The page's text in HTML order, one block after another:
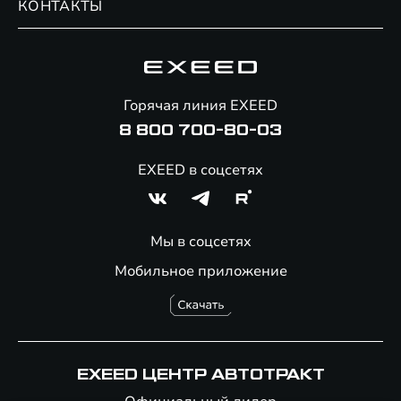
Сервис
Гарантия EXEED
Помощь на дорогах
КОНТАКТЫ
Мобильное приложение
Горячая линия EXEED
8 800 700-80-03
EXEED в соцсетях
Мы в соцсетях
EXEED ЦЕНТР АВТОТРАКТ